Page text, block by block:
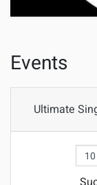
Events
Ultimate